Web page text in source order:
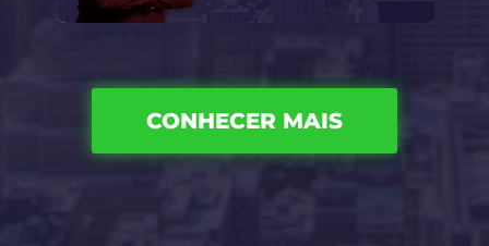
CONHECER MAIS